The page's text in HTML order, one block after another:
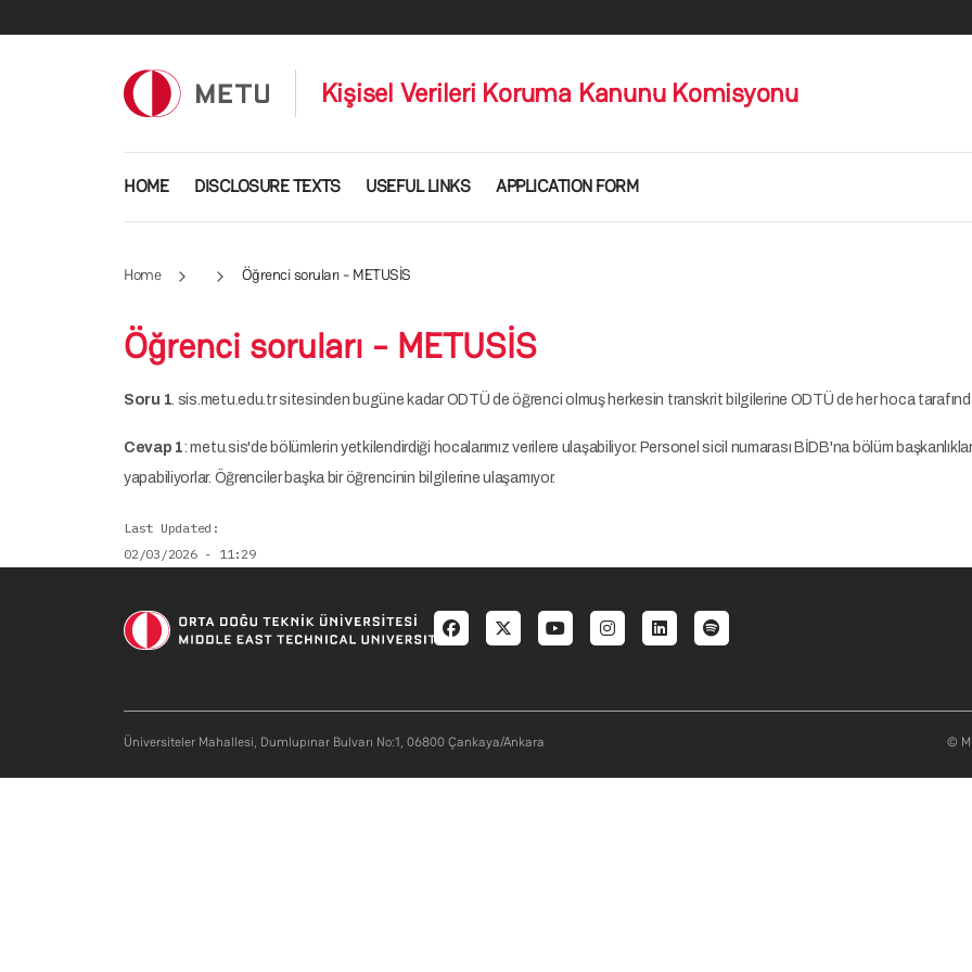
Kişisel Verileri Koruma Kanunu Komisyonu
Main navigation
HOME DISCLOSURE TEXTS USEFUL LINKS APPLICATION FORM
Home Öğrenci soruları - METUSİS
Öğrenci soruları - METUSİS
Soru 1. sis.metu.edu.tr sitesinden bugüne kadar ODTÜ de öğrenci olmuş herkesin transkrit bilgilerine ODTÜ de her hoca
Cevap 1: metu.sis'de bölümlerin yetkilendirdiği hocalarımız verilere ulaşabiliyor. Personel sicil numarası BİDB'na bölüm
yapabiliyorlar. Öğrenciler başka bir öğrencinin bilgilerine ulaşamıyor.
Last Updated
02/03/2026 - 11:29
Social menu
Üniversiteler Mahallesi, Dumlupınar Bulvarı No:1, 06800 Çankaya/Ankara ©